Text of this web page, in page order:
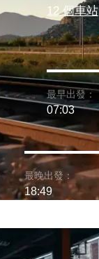
12 個車站
最早出發：
07:03
最晚出發：
18:49